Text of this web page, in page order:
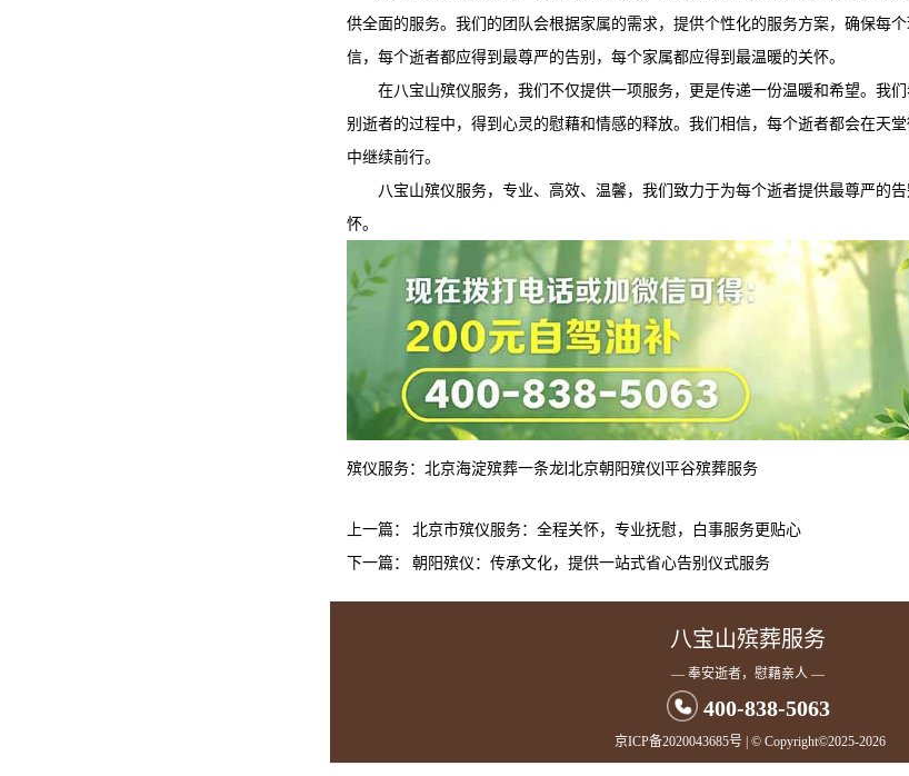
供全面的服务。我们的团队会根据家属的需求，提供个性化的服务方案，确保每
信，每个逝者都应得到最尊严的告别，每个家属都应得到最温暖的关怀。
在八宝山殡仪服务，我们不仅提供一项服务，更是传递一份温暖和希望。我
别逝者的过程中，得到心灵的慰藉和情感的释放。我们相信，每个逝者都会在天
中继续前行。
八宝山殡仪服务，专业、高效、温馨，我们致力于为每个逝者提供最尊严的
怀。
殡仪服务： 北京海淀殡葬一条龙北京朝阳殡仪 平谷殡葬服务
上一篇： 北京市殡仪服务：全程关怀，专业抚慰，白事服务更贴心
下一篇： 朝阳殡仪：传承文化，提供一站式省心告别仪式服务
八宝山殡葬服务
— 奉安逝者，慰藉亲人 —
400-838-5063
京ICP备2020043685号 | © Copyright©2025-2026